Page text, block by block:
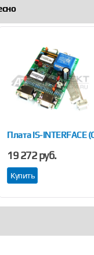
Плата IS-INTERFACE
19 272 руб.
Купить